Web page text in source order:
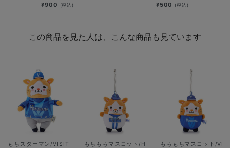
¥900 (税込) ¥500 (税込)
この商品を見た人は、こんな商品も見ています
もちスターマン/VISIT
もちもちマスコット/H
もちもちマスコット/VI